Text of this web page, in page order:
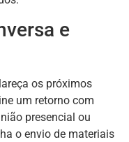
e
os próximos
um retorno com
presencial ou
o envio de materiais